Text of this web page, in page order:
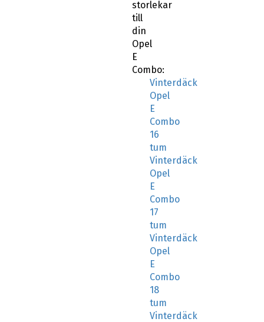
storlekar
till
din
Opel
E
Combo:
Vinterdäck
Opel
E
Combo
16
tum
Vinterdäck
Opel
E
Combo
17
tum
Vinterdäck
Opel
E
Combo
18
tum
Vinterdäck